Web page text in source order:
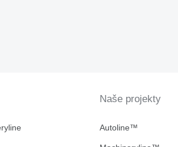
Naše projekty
Autoline™